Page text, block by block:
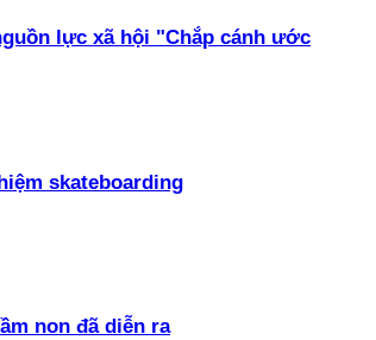
lực xã hội "Chắp cánh ước
skateboarding
non đã diễn ra